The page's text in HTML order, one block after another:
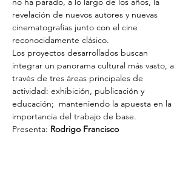
revelación de nuevos autores y nuevas
cinematografías junto con el cine
reconocidamente clásico.
Los proyectos desarrollados buscan
integrar un panorama cultural más vasto, a
través de tres áreas principales de
actividad: exhibición, publicación y
educación;  manteniendo la apuesta en la
importancia del trabajo de base.
Presenta: Rodrigo Francisco